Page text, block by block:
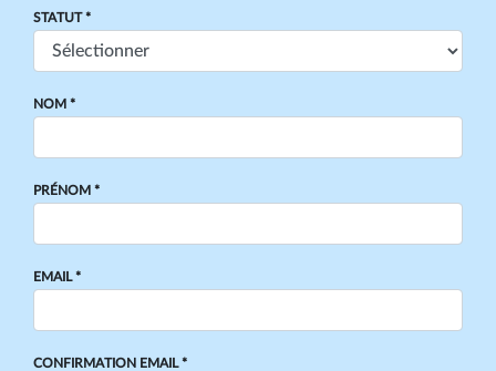
STATUT *
NOM *
PRÉNOM *
EMAIL *
CONFIRMATION EMAIL *